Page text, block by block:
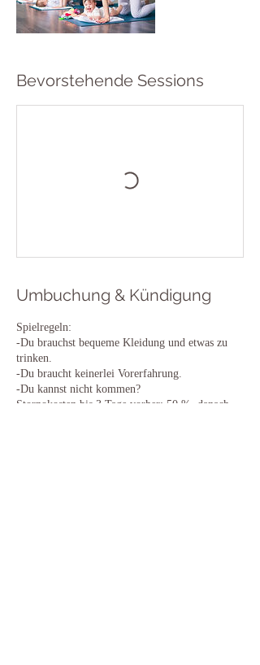
Bevorstehende Sessions
Umbuchung & Kündigung
Spielregeln:
-Du brauchst bequeme Kleidung und etwas zu
trinken.
-Du braucht keinerlei Vorerfahrung.
-Du kannst nicht kommen?
Stornokosten bis 3 Tage vorher: 50 %, danach